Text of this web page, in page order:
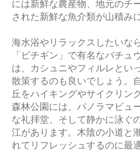
には新鮮な農産物、地元のチ
された新鮮な魚介類が山積み
海水浴やリラックスしたいな
「ピチギン」で有名なバチュ
は、カシュニやフィルレとい
散策するのも良いでしょう。
丘をハイキングやサイクリン
森林公園には、パノラマビュ
な礼拝堂、そして静かに泳ぐ
江があります。木陰の小道と
れてリフレッシュするのに最適